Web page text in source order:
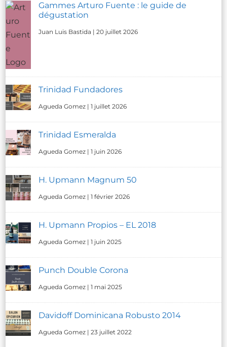
Gammes Arturo Fuente : le guide de
dégustation
Juan Luis Bastida |20 juillet 2026
Trinidad Fundadores
Agueda Gomez |1 juillet 2026
Trinidad Esmeralda
Agueda Gomez |1 juin 2026
H. Upmann Magnum 50
Agueda Gomez |1 février 2026
H. Upmann Propios – EL 2018
Agueda Gomez |1 juin 2025
Punch Double Corona
Agueda Gomez |1 mai 2025
Davidoff Dominicana Robusto 2014
Agueda Gomez |23 juillet 2022